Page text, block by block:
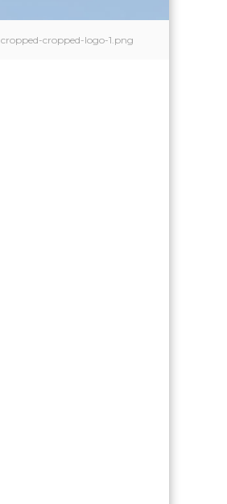
cropped-cropped-logo-1.png